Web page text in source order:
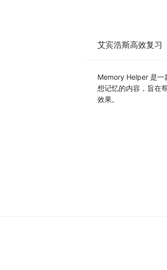
艾宾浩斯高效复习
Memory Helper 是一
想记忆的内容，旨在
效果。